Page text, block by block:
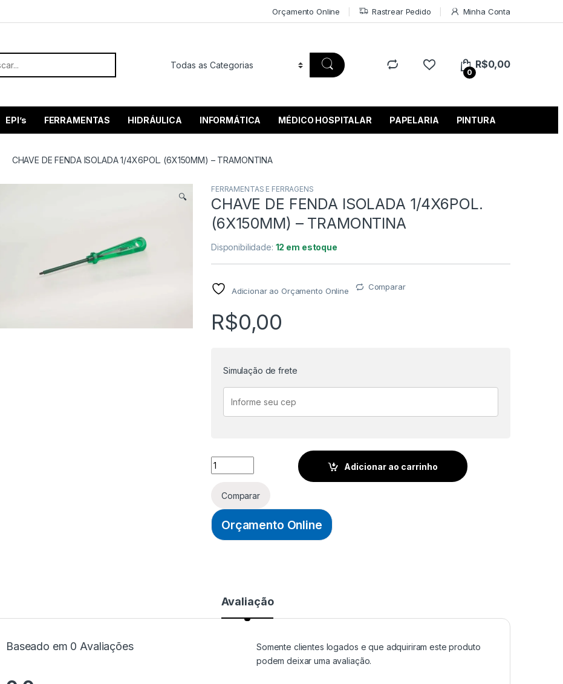
Orçamento Online Rastrear Pedido Minha Conta
por:
0
R$0,00
EPI’s FERRAMENTAS HIDRÁULICA INFORMÁTICA MÉDICO HOSPITALAR PAPELARIA PINTURA
CHAVE DE FENDA ISOLADA 1/4X6POL. (6X150MM) – TRAMONTINA
🔍
FERRAMENTAS E FERRAGENS
CHAVE DE FENDA ISOLADA 1/4X6POL.
(6X150MM) – TRAMONTINA
Disponibilidade: 12 em estoque
Adicionar ao Orçamento Online Comparar
R$0,00
Simulação de frete
CHAVE DE FENDA ISOLADA 1/4X6POL. (6X150MM) - TRAMONTINA quantidade
Adicionar ao carrinho
Comparar
Orçamento Online
Avaliação
Baseado em 0 Avaliações
Somente clientes logados e que adquiriram este produto
podem deixar uma avaliação.